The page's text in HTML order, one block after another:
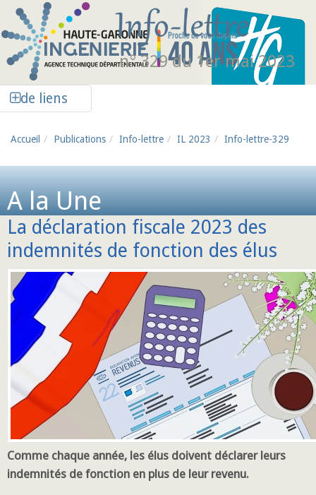
Aller au contenu principal
n° 329 du 1er mai 2023
de liens
Accueil Publications Info-lettre IL 2023 Info-lettre-329
A la Une
La déclaration fiscale 2023 des
indemnités de fonction des élus
Comme chaque année, les élus doivent déclarer leurs
indemnités de fonction en plus de leur revenu.